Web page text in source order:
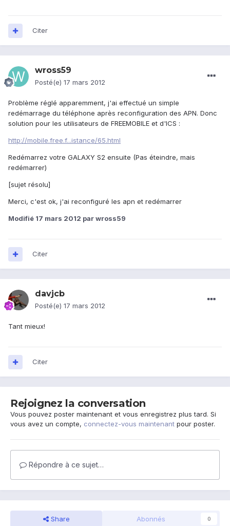
Citer
wross59
Posté(e) 17 mars 2012
Problème réglé apparemment, j'ai effectué un simple
redémarrage du téléphone après reconfiguration des APN. Donc
solution pour les utilisateurs de FREEMOBILE et d'ICS :
http://mobile.free.f...istance/65.html
Redémarrez votre GALAXY S2 ensuite (Pas éteindre, mais
redémarrer)
[sujet résolu]
Merci, c'est ok, j'ai reconfiguré les apn et redémarrer
Modifié 17 mars 2012 par wross59
Citer
davjcb
Posté(e) 17 mars 2012
Tant mieux!
Citer
Rejoignez la conversation
Vous pouvez poster maintenant et vous enregistrez plus tard. Si
vous avez un compte, connectez-vous maintenant pour poster.
Répondre à ce sujet…
Share Abonnés 0